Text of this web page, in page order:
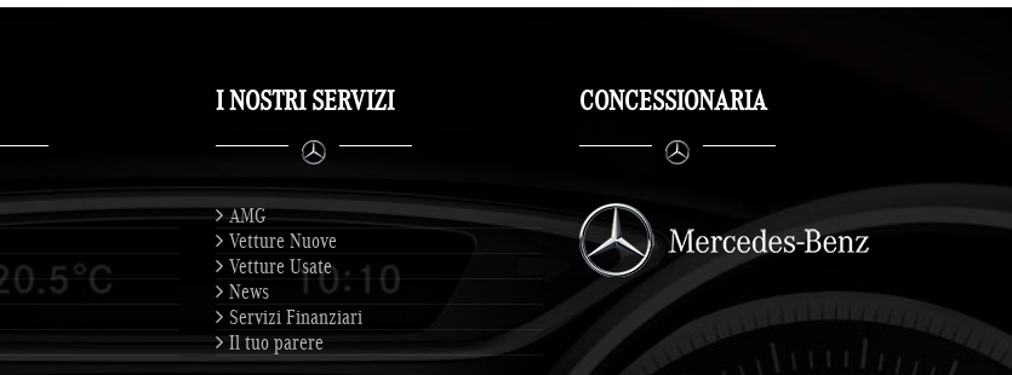
I NOSTRI SERVIZI
AMG
Vetture Nuove
Vetture Usate
News
Servizi Finanziari
Il tuo parere
CONCESSIONARIA